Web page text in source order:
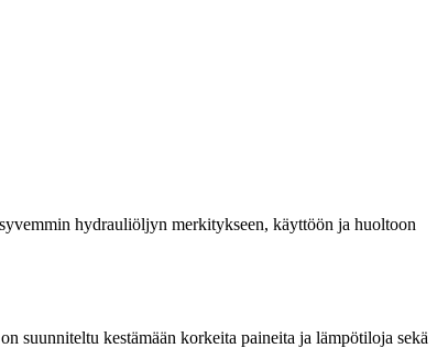
hydrauliöljyn merkitykseen, käyttöön ja huoltoon
suunniteltu kestämään korkeita paineita ja lämpötiloja sekä